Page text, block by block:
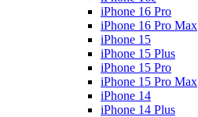
iPhone 16 Pro
iPhone 16 Pro Max
iPhone 15
iPhone 15 Plus
iPhone 15 Pro
iPhone 15 Pro Max
iPhone 14
iPhone 14 Plus